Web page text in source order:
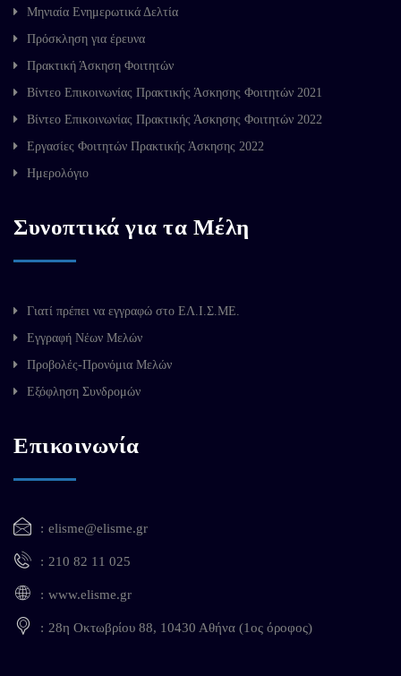
Μηνιαία Ενημερωτικά Δελτία
Πρόσκληση για έρευνα
Πρακτική Άσκηση Φοιτητών
Βίντεο Επικοινωνίας Πρακτικής Άσκησης Φοιτητών 2021
Βίντεο Επικοινωνίας Πρακτικής Άσκησης Φοιτητών 2022
Εργασίες Φοιτητών Πρακτικής Άσκησης 2022
Ημερολόγιο
Συνοπτικά για τα Μέλη
Γιατί πρέπει να εγγραφώ στο ΕΛ.Ι.Σ.ΜΕ.
Εγγραφή Νέων Μελών
Προβολές-Προνόμια Μελών
Εξόφληση Συνδρομών
Επικοινωνία
elisme@elisme.gr
210 82 11 025
www.elisme.gr
28η Οκτωβρίου 88, 10430 Αθήνα (1ος όροφος)